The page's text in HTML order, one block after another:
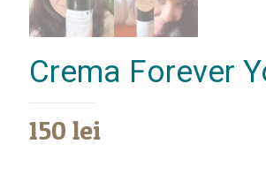
Crema Forever
150 lei